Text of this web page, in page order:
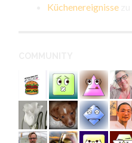
Küchenereignisse